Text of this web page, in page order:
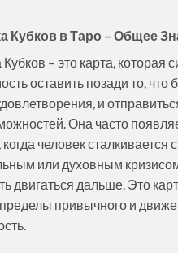
Кубков в Таро – Общее
– это карта, которая
оставить позади то, что
и
Она часто
человек сталкивается с
или духовным
двигаться дальше. Это
привычного и